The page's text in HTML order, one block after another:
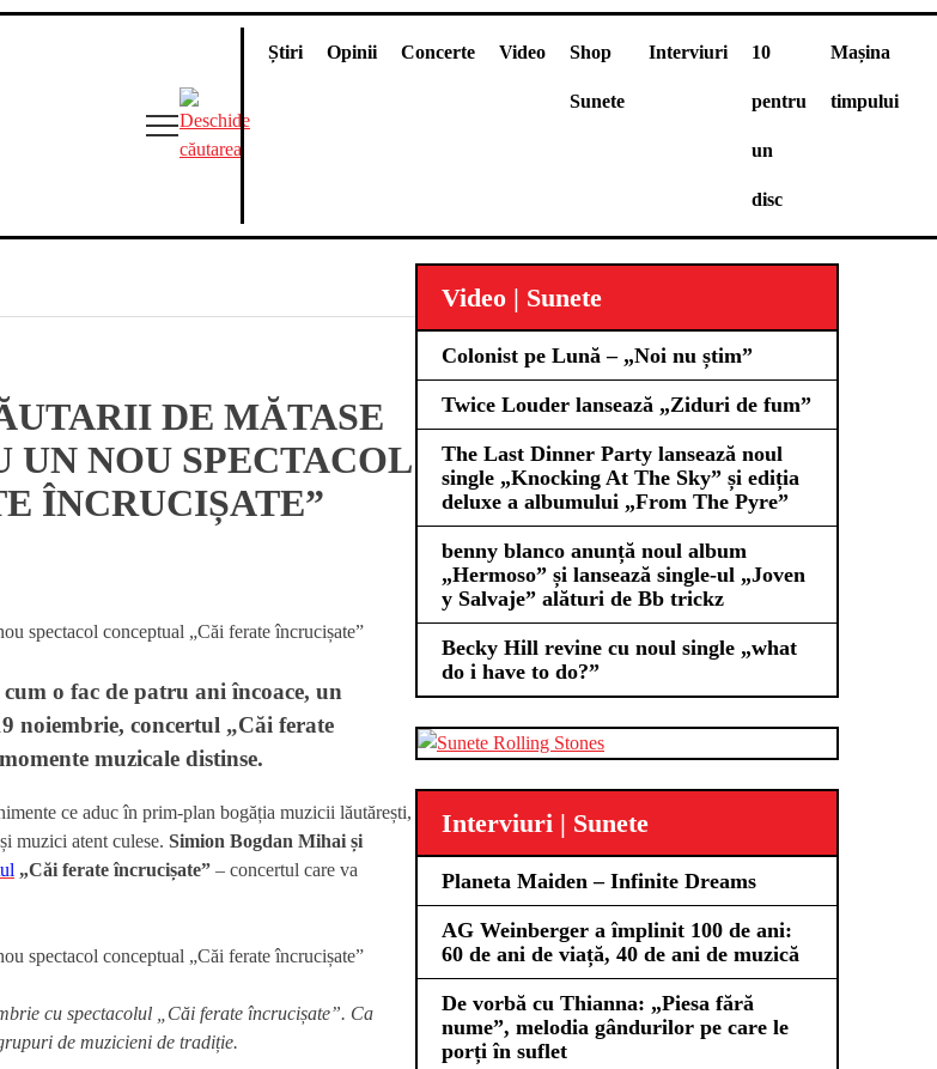
Știri Opinii Concerte Video Shop
Sunete
Interviuri 10
pentru
un
disc
Mașina
timpului
DE MĂTASE
NOU SPECTACOL
ÎNCRUCIȘATE”
o fac de patru ani încoace, un
noiembrie, concertul „Căi ferate
muzicale distinse.
ce aduc în prim-plan bogăția muzicii lăutărești,
muzici atent culese. Simion Bogdan Mihai și
„Căi ferate încrucișate” – concertul care va
cu spectacolul „Căi ferate încrucișate”. Ca
de muzicieni de tradiție.
Video | Sunete
Colonist pe Lună – „Noi nu știm”
Twice Louder lansează „Ziduri de fum”
The Last Dinner Party lansează noul
single „Knocking At The Sky” și ediția
deluxe a albumului „From The Pyre”
benny blanco anunță noul album
„Hermoso” și lansează single-ul „Joven
y Salvaje” alături de Bb trickz
Becky Hill revine cu noul single „what
do i have to do?”
Interviuri | Sunete
Planeta Maiden – Infinite Dreams
AG Weinberger a împlinit 100 de ani:
60 de ani de viață, 40 de ani de muzică
De vorbă cu Thianna: „Piesa fără
nume”, melodia gândurilor pe care le
porți în suflet